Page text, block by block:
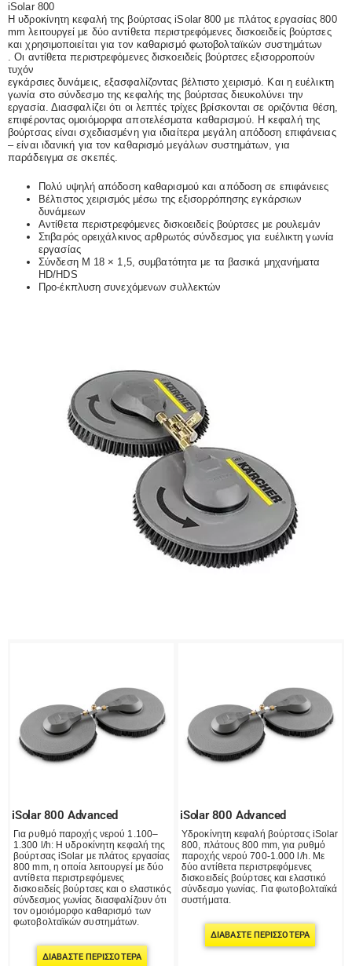
iSolar 800
Η υδροκίνητη κεφαλή της βούρτσας iSolar 800 με πλάτος εργασίας 800
mm λειτουργεί με δύο αντίθετα περιστρεφόμενες δισκοειδείς βούρτσες
και χρησιμοποιείται για τον καθαρισμό φωτοβολταϊκών συστημάτων
. Οι αντίθετα περιστρεφόμενες δισκοειδείς βούρτσες εξισορροπούν
τυχόν
εγκάρσιες δυνάμεις, εξασφαλίζοντας βέλτιστο χειρισμό. Και η ευέλικτη
γωνία στο σύνδεσμο της κεφαλής της βούρτσας διευκολύνει την
εργασία. Διασφαλίζει ότι οι λεπτές τρίχες βρίσκονται σε οριζόντια θέση,
επιφέροντας ομοιόμορφα αποτελέσματα καθαρισμού. Η κεφαλή της
βούρτσας είναι σχεδιασμένη για ιδιαίτερα μεγάλη απόδοση επιφάνειας
– είναι ιδανική για τον καθαρισμό μεγάλων συστημάτων, για
παράδειγμα σε σκεπές.
Πολύ υψηλή απόδοση καθαρισμού και απόδοση σε επιφάνειες
Βέλτιστος χειρισμός μέσω της εξισορρόπησης εγκάρσιων
δυνάμεων
Αντίθετα περιστρεφόμενες δισκοειδείς βούρτσες με ρουλεμάν
Στιβαρός ορειχάλκινος αρθρωτός σύνδεσμος για ευέλικτη γωνία
εργασίας
Σύνδεση M 18 × 1,5, συμβατότητα με τα βασικά μηχανήματα
HD/HDS
Προ-έκπλυση συνεχόμενων συλλεκτών
iSolar 800 Advanced
Για ρυθμό παροχής νερού 1.100–
1.300 l/h: Η υδροκίνητη κεφαλή της
βούρτσας iSolar με πλάτος εργασίας
800 mm, η οποία λειτουργεί με δύο
αντίθετα περιστρεφόμενες
δισκοειδείς βούρτσες και ο ελαστικός
σύνδεσμος γωνίας διασφαλίζουν ότι
τον ομοιόμορφο καθαρισμό των
φωτοβολταϊκών συστημάτων.
ΔΙΑΒΆΣΤΕ ΠΕΡΙΣΣΌΤΕΡΑ
iSolar 800 Advanced
Υδροκίνητη κεφαλή βούρτσας iSolar
800, πλάτους 800 mm, για ρυθμό
παροχής νερού 700-1.000 l/h. Με
δύο αντίθετα περιστρεφόμενες
δισκοειδείς βούρτσες και ελαστικό
σύνδεσμο γωνίας. Για φωτοβολταϊκά
συστήματα.
ΔΙΑΒΆΣΤΕ ΠΕΡΙΣΣΌΤΕΡΑ